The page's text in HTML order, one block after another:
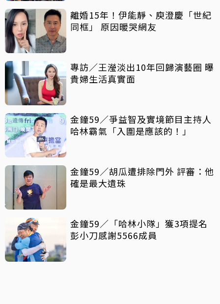
離婚15年！伊能靜、庾澄慶「世紀
同框」 原因暖哭網友
專訪／王瀅淡出10年回歸演藝圈 曝
貴婦生活真實面
金鐘59／爭益智及實境節目主持人
哈林霸氣「入圍是應該的！」
金鐘59／胡瓜遭排除門外 評審：他
確是最大遺珠
金鐘59／「哈林小隊」獲3項提名
彭小刀感謝5566成員